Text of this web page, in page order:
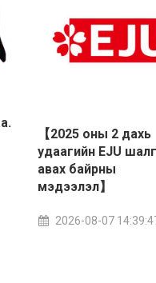
【2025 оны 2 дахь
удаагийн EJU
авах байрны
мэдээлэл】
2026-08-07